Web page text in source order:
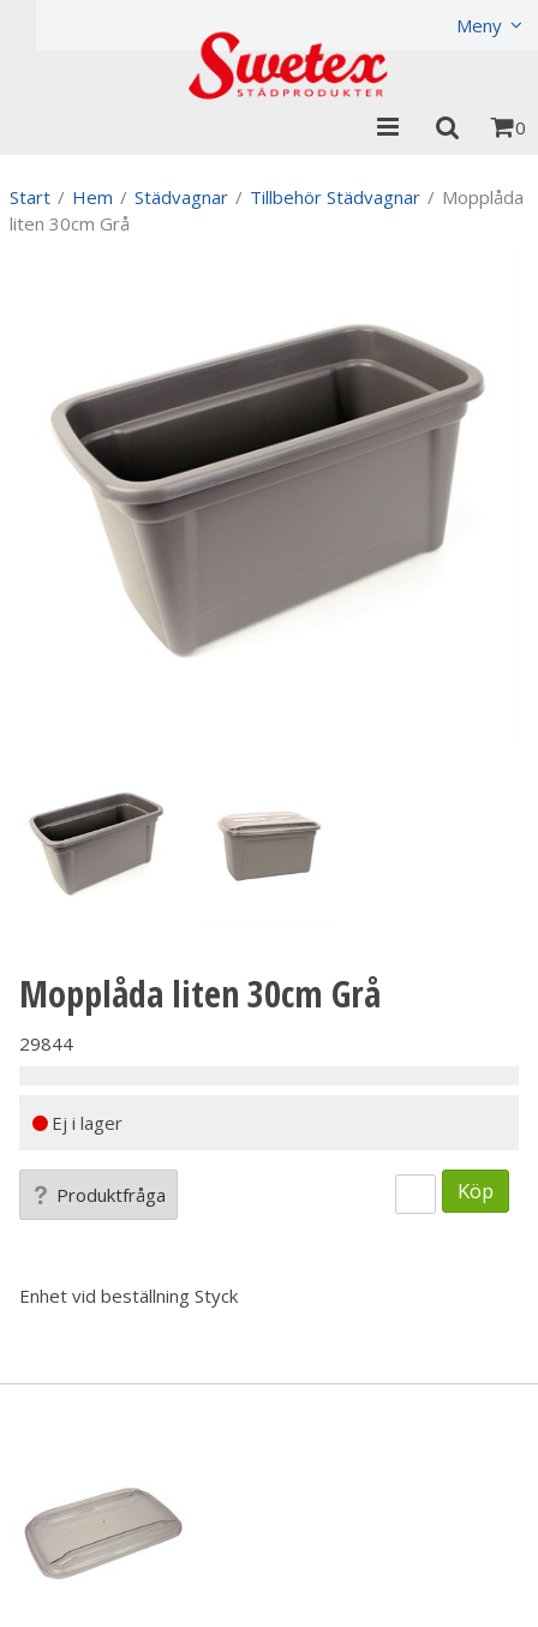
Meny
0
Start / Hem / Städvagnar / Tillbehör Städvagnar / Mopplåda
liten 30cm Grå
Mopplåda liten 30cm Grå
29844
Ej i lager
Produktfråga Köp
Enhet vid beställning Styck